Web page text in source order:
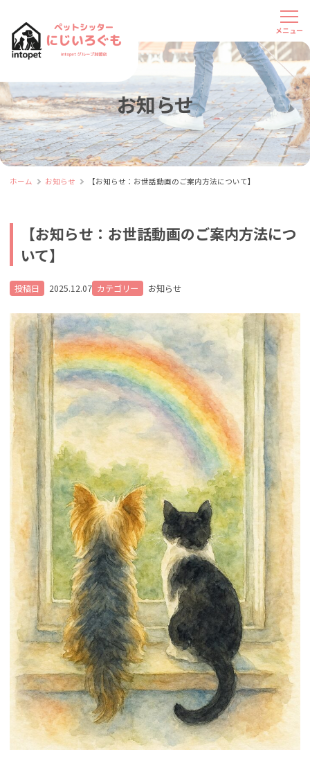
お知らせ
ホーム お知らせ 【お知らせ：お世話動画のご案内方法について】
【お知らせ：お世話動画のご案内方法につ
いて】
投稿日 2025.12.07 カテゴリー お知らせ